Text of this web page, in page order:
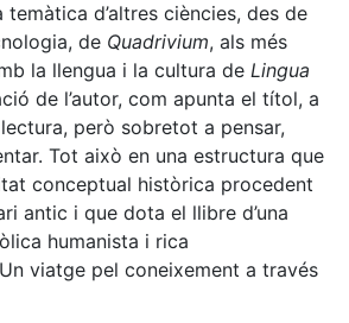
temàtica d’altres ciències, des de
de Quadrivium, als més
la llengua i la cultura de Lingua
de l’autor, com apunta el títol, a
però sobretot a pensar,
Tot això en una estructura que
conceptual històrica procedent
antic i que dota el llibre d’una
humanista i rica
viatge pel coneixement a través